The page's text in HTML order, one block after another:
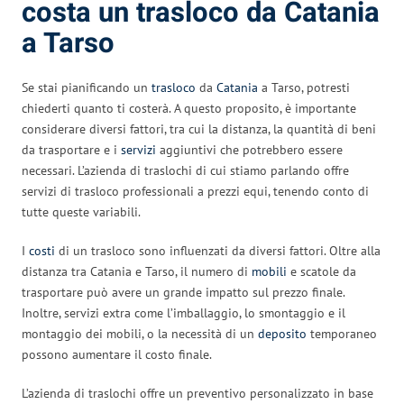
costa un trasloco da Catania
a Tarso
Se stai pianificando un trasloco da Catania a Tarso, potresti
chiederti quanto ti costerà. A questo proposito, è importante
considerare diversi fattori, tra cui la distanza, la quantità di beni
da trasportare e i servizi aggiuntivi che potrebbero essere
necessari. L’azienda di traslochi di cui stiamo parlando offre
servizi di trasloco professionali a prezzi equi, tenendo conto di
tutte queste variabili.
I costi di un trasloco sono influenzati da diversi fattori. Oltre alla
distanza tra Catania e Tarso, il numero di mobili e scatole da
trasportare può avere un grande impatto sul prezzo finale.
Inoltre, servizi extra come l’imballaggio, lo smontaggio e il
montaggio dei mobili, o la necessità di un deposito temporaneo
possono aumentare il costo finale.
L’azienda di traslochi offre un preventivo personalizzato in base